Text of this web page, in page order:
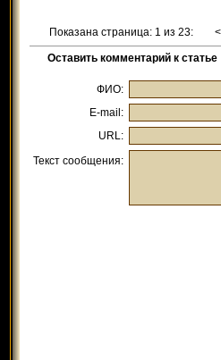
Показана страница: 1 из 23:
Оставить комментарий к статье
ФИО:
E-mail:
URL:
Текст сообщения: